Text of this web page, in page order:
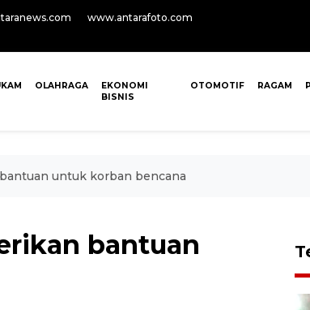
www.antarafoto.com
OLAHRAGA
EKONOMI
BISNIS
OTOMOTIF RAGAM
untuk korban bencana
bantuan